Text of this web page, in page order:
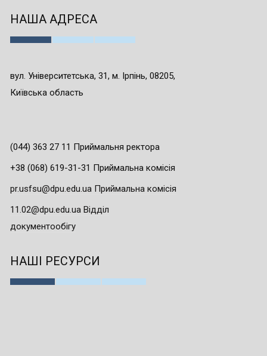
НАША АДРЕСА
вул. Університетська, 31, м. Ірпінь, 08205,
Київська область
(044) 363 27 11 Приймальня ректора
+38 (068) 619-31-31 Приймальна комісія
pr.usfsu@dpu.edu.ua Приймальна комісія
11.02@dpu.edu.ua Відділ
документообігу
НАШІ РЕСУРСИ